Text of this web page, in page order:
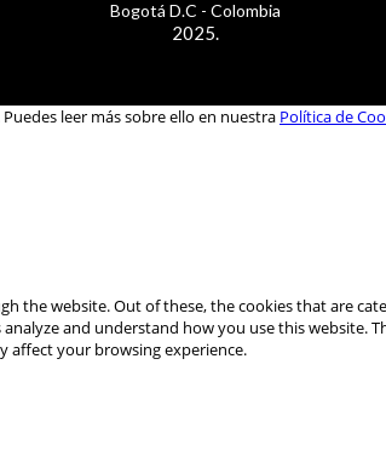
Bogotá D.C - Colombia
2025.
leer más sobre ello en nuestra Política de
the website. Out of these, the cookies that are
and understand how you use this website.
affect your browsing experience.